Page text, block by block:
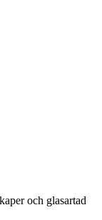
och glasartad